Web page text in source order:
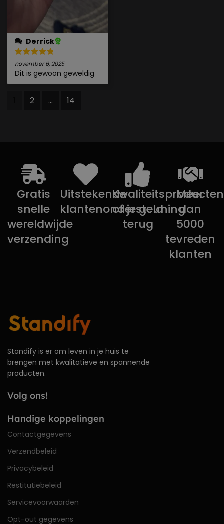
Derrick
november 6, 2025
Dit is gewoon geweldig
2 ... 14
Gratis
snelle
wereldwijde
verzending
Uitstekende
klantenondersteuning
Kwaliteitsproducten
of je geld
terug
Meer
dan
5000
tevreden
klanten
Standify is er om leven in je huis te
brengen met kwalitatieve en spannende
producten.
Volg ons!
Handige koppelingen
Contactgegevens
Verzendbeleid
Privacybeleid
Restitutiebeleid
Servicevoorwaarden
Opt-out gegevens